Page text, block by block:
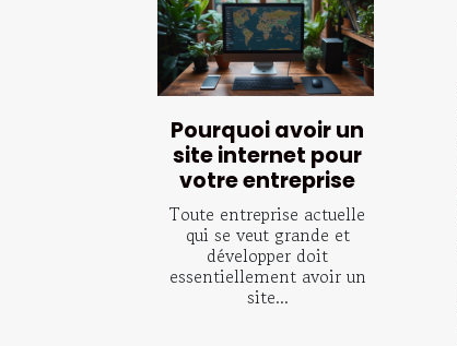
Pourquoi avoir un
site internet pour
votre entreprise
Toute entreprise actuelle
qui se veut grande et
développer doit
essentiellement avoir un
site...